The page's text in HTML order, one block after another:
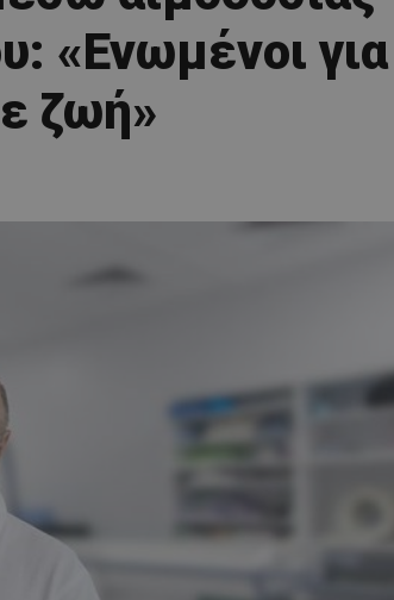
«Ενωμένοι για
ζωή»